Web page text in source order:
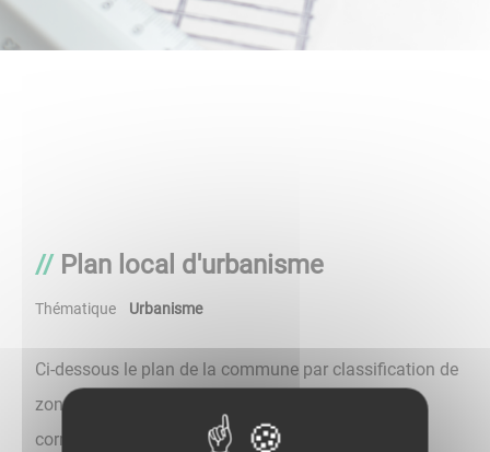
Plan local d'urbanisme
Thématique Urbanisme
Ci-dessous le plan de la commune par classification de
zone et les différents règlements d'urbanisme
correspondants.